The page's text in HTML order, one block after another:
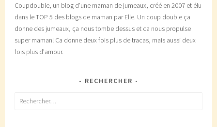
Coupdouble, un blog d'une maman de jumeaux, créé en 2007 et élu
dans le TOP 5 des blogs de maman par Elle. Un coup double ça
donne des jumeaux, ça nous tombe dessus et ca nous propulse
super maman! Ca donne deux fois plus de tracas, mais aussi deux
fois plus d'amour.
RECHERCHER
Rechercher :